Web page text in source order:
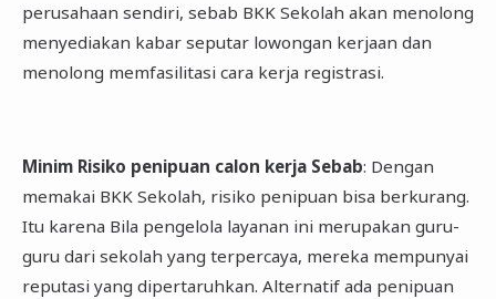
perusahaan sendiri, sebab BKK Sekolah akan menolong
menyediakan kabar seputar lowongan kerjaan dan
menolong memfasilitasi cara kerja registrasi.
Minim Risiko penipuan calon kerja Sebab: Dengan
memakai BKK Sekolah, risiko penipuan bisa berkurang.
Itu karena Bila pengelola layanan ini merupakan guru-
guru dari sekolah yang terpercaya, mereka mempunyai
reputasi yang dipertaruhkan. Alternatif ada penipuan